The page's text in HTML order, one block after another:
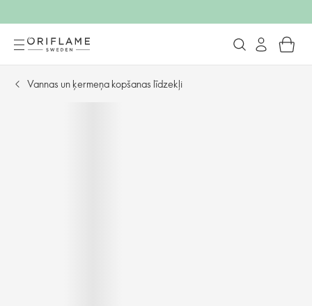
Vannas un ķermeņa kopšanas līdzekļi